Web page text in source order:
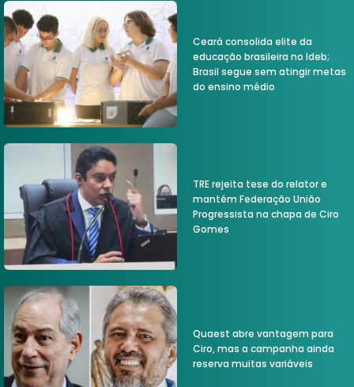
Ceará consolida elite da
educação brasileira no Ideb;
Brasil segue sem atingir metas
do ensino médio
TRE rejeita tese do relator e
mantém Federação União
Progressista na chapa de Ciro
Gomes
Quaest abre vantagem para
Ciro, mas a campanha ainda
reserva muitas variáveis